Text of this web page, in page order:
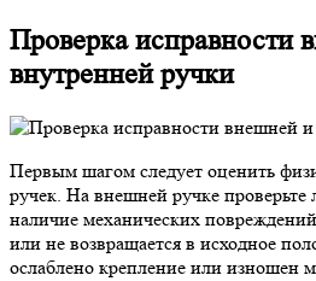
Проверка исправности
внутренней ручки
Первым шагом следует оценить
ручек. На внешней ручке
наличие механических
или не возвращается в исходное
ослаблено крепление или изношен